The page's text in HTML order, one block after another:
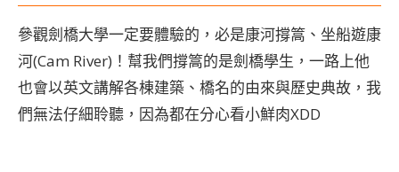
參觀劍橋大學一定要體驗的，必是康河撐篙、坐船遊康
河(Cam River)！幫我們撐篙的是劍橋學生，一路上他
也會以英文講解各棟建築、橋名的由來與歷史典故，我
們無法仔細聆聽，因為都在分心看小鮮肉XDD